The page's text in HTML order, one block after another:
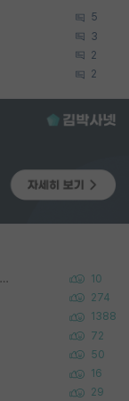
5
3
2
2
Korea University 수학, 컴퓨터과학 이학사, UC Berkeley 산업공학 대학원 공학박사가 되는 것은 쉽지 않겠죠? 10
274
1388
72
50
16
29